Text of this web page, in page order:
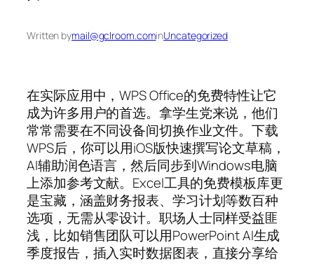
Written bymail@gclroom.cominUncategorized
在实际应用中，WPS Office的免费特性让它
成为许多用户的首选。拿学生党来说，他们
常常需要在不同设备间切换作业文件。下载
WPS后，你可以用iOS版快速撰写论文草稿，
AI辅助润色语言，然后同步到Windows电脑
上添加参考文献。Excel工具的免费模板库更
是宝藏，涵盖财务报表、学习计划等数百种
选项，无需从零设计。职场人士同样受益匪
浅，比如销售团队可以用PowerPoint AI生成
季度报告，插入实时数据图表，直接分享给